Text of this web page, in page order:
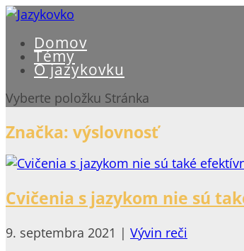
Domov
Témy
O jazykovku
Vyberte položku Stránka
Značka: výslovnosť
Cvičenia s jazykom nie sú
9. septembra 2021 | Vývin reči